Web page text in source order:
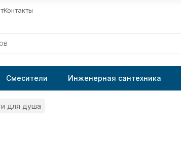
Контакты
Смесители Инженерная сантехника
для душа